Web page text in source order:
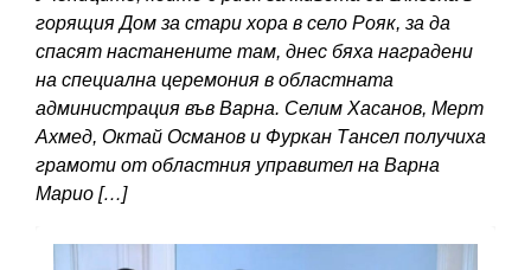
горящия Дом за стари хора в село Рояк, за да
спасят настанените там, днес бяха наградени
на специална церемония в областната
администрация във Варна. Селим Хасанов, Мерт
Ахмед, Октай Османов и Фуркан Тансел получиха
грамоти от областния управител на Варна
Марио […]